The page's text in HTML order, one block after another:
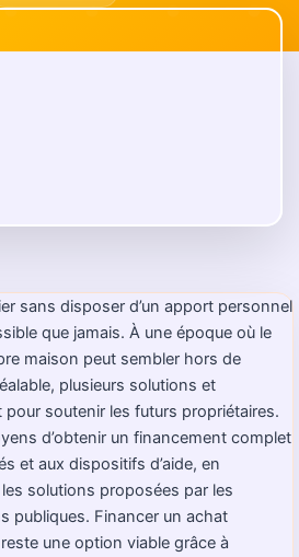
sans disposer d’un apport personnel
que jamais. À une époque où le
maison peut sembler hors de
plusieurs solutions et
pour soutenir les futurs propriétaires.
d’obtenir un financement complet
et aux dispositifs d’aide, en
solutions proposées par les
publiques. Financer un achat
une option viable grâce à